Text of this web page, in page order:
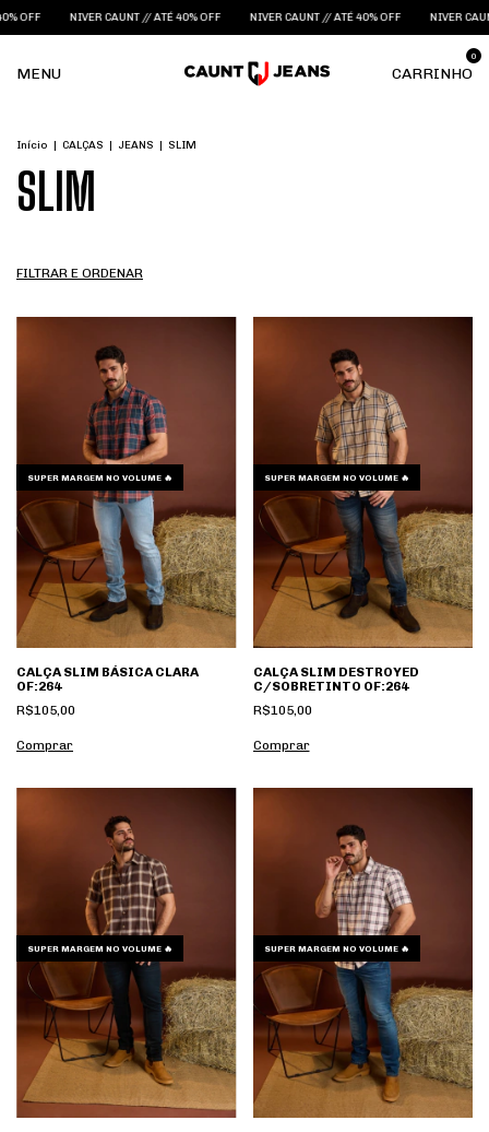
OFF NIVER CAUNT // ATÉ 40% OFF NIVER CAUNT // ATÉ 40% OFF NIVER
MENU CARRINHO
0
Início CALÇAS JEANS SLIM
SLIM
FILTRAR E ORDENAR
SUPER MARGEM NO VOLUME 🔥
CALÇA SLIM BÁSICA CLARA
OF:264
R$105,00
Comprar
SUPER MARGEM NO VOLUME 🔥
CALÇA SLIM DESTROYED
C/SOBRETINTO OF:264
R$105,00
Comprar
SUPER MARGEM NO VOLUME 🔥 SUPER MARGEM NO VOLUME 🔥